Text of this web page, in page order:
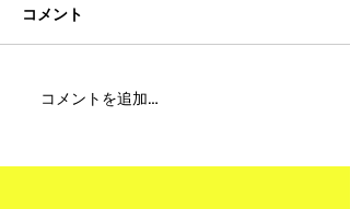
MFC DREAM FIGHT 24にご
皆様へ
コメント
コメントを追加…